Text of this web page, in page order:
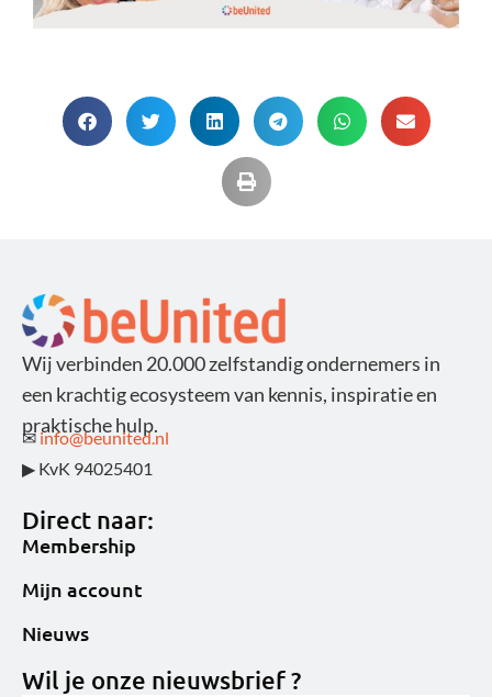
Wij verbinden 20.000 zelfstandig ondernemers in
een krachtig ecosysteem van kennis, inspiratie en
praktische hulp.
✉ info@beunited.nl
▶ KvK 94025401
Direct naar:
Membership
Mijn account
Nieuws
Wil je onze nieuwsbrief ?